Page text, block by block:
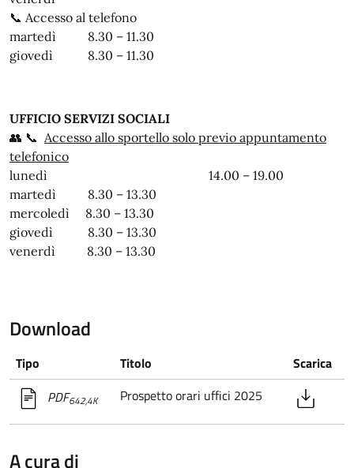
📞 Accesso al telefono
martedì 8.30 – 11.30
giovedì 8.30 – 11.30
UFFICIO SERVIZI SOCIALI
👥 📞 Accesso allo sportello solo previo appuntamento
telefonico
lunedì 14.00 – 19.00
martedì 8.30 – 13.30
mercoledì 8.30 – 13.30
giovedì 8.30 – 13.30
venerdì 8.30 – 13.30
Download
Tipo Titolo
Scarica
PDF642,4K Prospetto orari uffici 2025
A cura di